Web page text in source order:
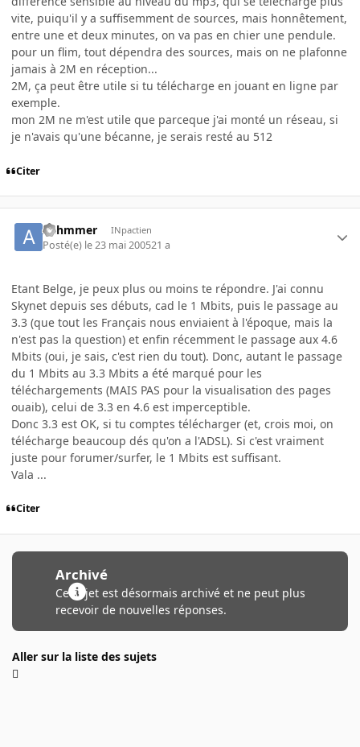
vite, puiqu'il y a suffisemment de sources, mais honnêtement,
entre une et deux minutes, on va pas en chier une pendule.
pour un flim, tout dépendra des sources, mais on ne plafonne
jamais à 2M en réception...
2M, ça peut être utile si tu télécharge en jouant en ligne par
exemple.
mon 2M ne m'est utile que parceque j'ai monté un réseau, si
je n'avais qu'une bécanne, je serais resté au 512
Citer
Achmmer INpactien
Posté(e) le 23 mai 200521 a
Etant Belge, je peux plus ou moins te répondre. J'ai connu
Skynet depuis ses débuts, cad le 1 Mbits, puis le passage au
3.3 (que tout les Français nous enviaient à l'époque, mais la
n'est pas la question) et enfin récemment le passage aux 4.6
Mbits (oui, je sais, c'est rien du tout). Donc, autant le passage
du 1 Mbits au 3.3 Mbits a été marqué pour les
téléchargements (MAIS PAS pour la visualisation des pages
ouaib), celui de 3.3 en 4.6 est imperceptible.
Donc 3.3 est OK, si tu comptes télécharger (et, crois moi, on
télécharge beaucoup dés qu'on a l'ADSL). Si c'est vraiment
juste pour forumer/surfer, le 1 Mbits est suffisant.
Vala ...
Citer
Archivé
Ce sujet est désormais archivé et ne peut plus
recevoir de nouvelles réponses.
Aller sur la liste des sujets